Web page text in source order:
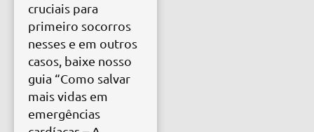
cruciais para
primeiro socorros
nesses e em outros
casos, baixe nosso
guia “Como salvar
mais vidas em
emergências